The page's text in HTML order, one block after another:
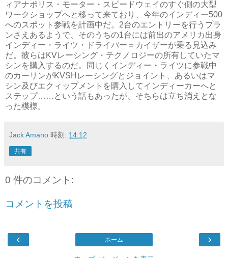
ィアナポリス・モーター・スピードウェイのすぐ側の大型
ワークショップへと移って来ており、今年のインディー500
へのスポット参戦を計画中だ。2台のエントリーを行うプラ
ンさえあるようで、そのうちの1台には前出のアメリカ出身
インディー・ライツ・ドライバー＝カイザーが乗る見込み
だ。彼らはKVレーシング・テクノロジーの所有していたマ
シンを購入するのだ。同じくインディー・ライツに参戦中
のカーリンがKVSHレーシングとジョイント、あるいはマ
シン及びエクィップメントを購入してインディーカーへと
ステップ……という話もあったが、そちらは立ち消えとな
った模様。
Jack Amano 時刻: 14:12
共有
0 件のコメント:
コメントを投稿
‹ ›
ホーム